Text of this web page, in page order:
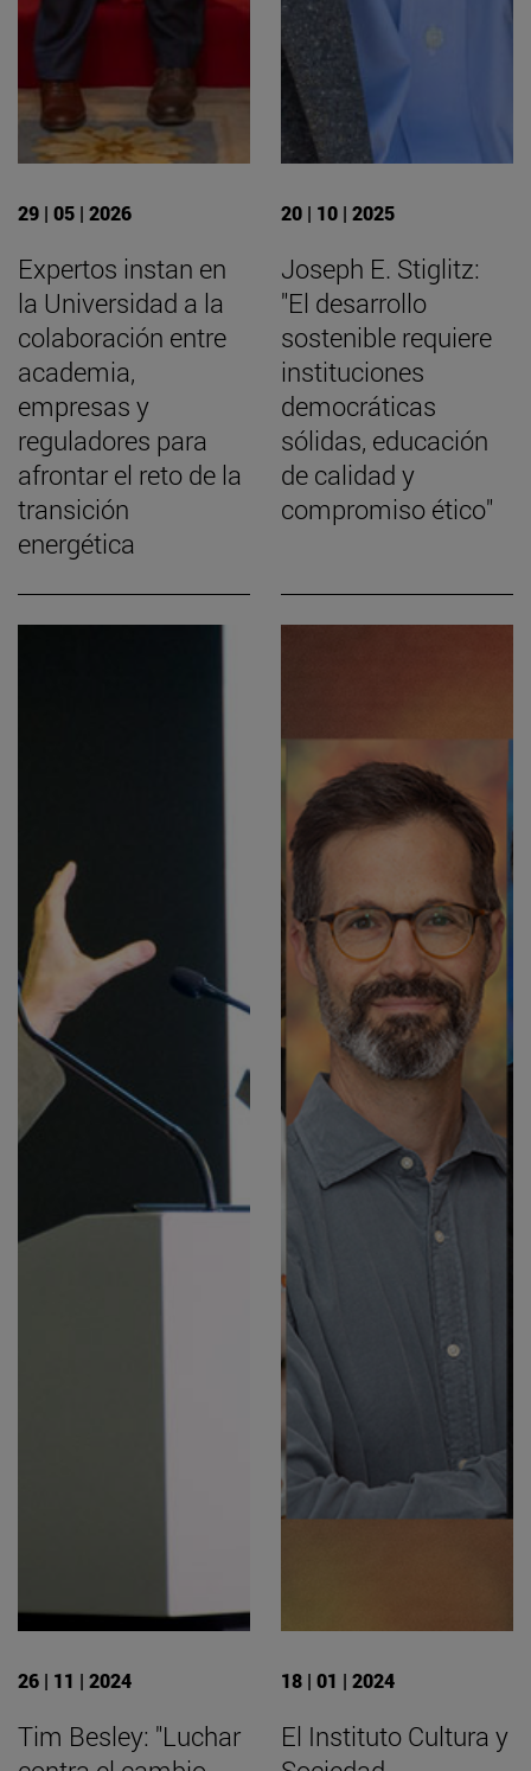
29 | 05 | 2026
Expertos instan en
la Universidad a la
colaboración entre
academia,
empresas y
reguladores para
afrontar el reto de la
transición
energética
20 | 10 | 2025
Joseph E. Stiglitz:
"El desarrollo
sostenible requiere
instituciones
democráticas
sólidas, educación
de calidad y
compromiso ético"
26 | 11 | 2024
Tim Besley: "Luchar
18 | 01 | 2024
El Instituto Cultura y